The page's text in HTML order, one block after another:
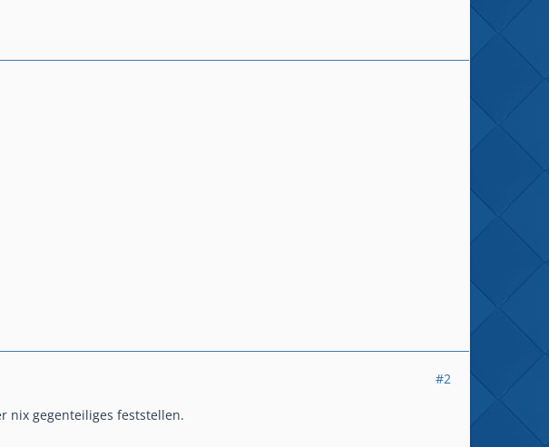
#2
nix gegenteiliges feststellen.